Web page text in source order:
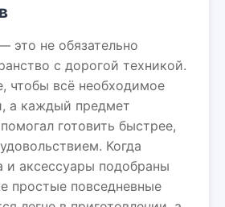
это не обязательно
с дорогой техникой.
чтобы всё необходимое
а каждый предмет
готовить быстрее,
Когда
и аксессуары подобраны
простые повседневные